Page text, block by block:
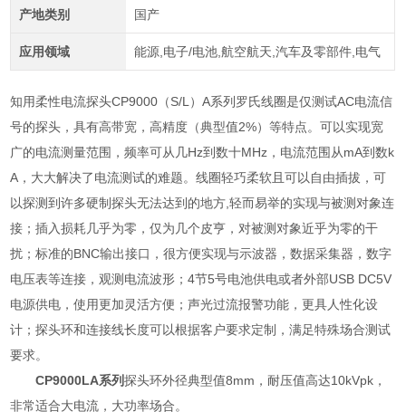
产地类别 国产
应用领域 能源,电子/电池,航空航天,汽车及零部件,电气
知用柔性电流探头CP9000（S/L）A系列罗氏线圈是仅测试AC电流信
号的探头，具有高带宽，高精度（典型值2%）等特点。可以实现宽
广的电流测量范围，频率可从几Hz到数十MHz，电流范围从mA到数k
A，大大解决了电流测试的难题。线圈轻巧柔软且可以自由插拔，可
以探测到许多硬制探头无法达到的地方,轻而易举的实现与被测对象连
接；插入损耗几乎为零，仅为几个皮亨，对被测对象近乎为零的干
扰；标准的BNC输出接口，很方便实现与示波器，数据采集器，数字
电压表等连接，观测电流波形；4节5号电池供电或者外部USB DC5V
电源供电，使用更加灵活方便；声光过流报警功能，更具人性化设
计；探头环和连接线长度可以根据客户要求定制，满足特殊场合测试
要求。
CP9000LA系列探头环外径典型值8mm ，耐压值高达10kVpk ，
非常适合大电流，大功率场合。